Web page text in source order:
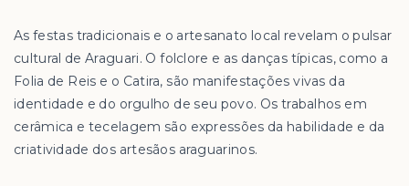
As festas tradicionais e o artesanato local revelam o pulsar
cultural de Araguari. O folclore e as danças típicas, como a
Folia de Reis e o Catira, são manifestações vivas da
identidade e do orgulho de seu povo. Os trabalhos em
cerâmica e tecelagem são expressões da habilidade e da
criatividade dos artesãos araguarinos.